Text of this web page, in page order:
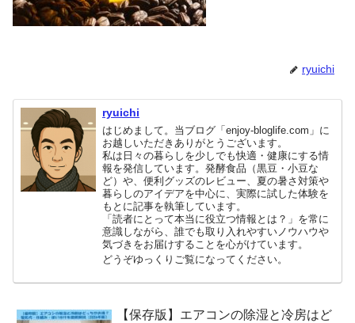
ryuichi
ryuichi
はじめまして。当ブログ「enjoy-bloglife.com」に
お越しいただきありがとうございます。
私は日々の暮らしを少しでも快適・健康にする情
報を発信しています。発酵食品（黒豆・小豆な
ど）や、便利グッズのレビュー、夏の暑さ対策や
暮らしのアイデアを中心に、実際に試した体験を
もとに記事を執筆しています。
「読者にとって本当に役立つ情報とは？」を常に
意識しながら、誰でも取り入れやすいノウハウや
気づきをお届けすることを心がけています。
どうぞゆっくりご覧になってください。
【保存版】エアコンの除湿と冷房はど